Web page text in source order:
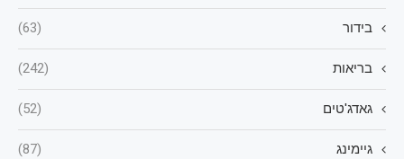
בידור (63)
בריאות (242)
גאדג'טים (52)
גיימינג (87)